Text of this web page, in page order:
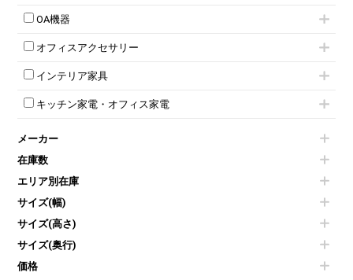
ラテラル書庫
ダイヤル錠ロッカー
ダイヤル錠ロッカー
ワードローブ・クローゼット
会議テーブルW1200～
会議テーブルW1800～
平行スタックテーブル
会議テーブルその他
ハイチェア
ミーティングチェアその他
応接・役員家具その他
ラウンジカウンター
受付カウンターその他
パーテーション
自立タイプパーテーション
パーテーションその他
脚付ホワイトボード
壁掛けホワイトボード
ホワイトボードその他
OA機器
電話機（ビジネスフォン）
シュレッダー
プロジェクター
スクリーン
その他OA機器
オフィスアクセサリー
チェア用台車
演台・講演台・演説台
防音パネル
個室ブース
コートハンガー・ポールハンガー
傘立て
食器棚・キッチンキャビネット
カタログスタンド
オフィスアクセサリーその他
インテリア家具
モールドチェア
ダイニングチェア
カウンターテーブル
センターテーブル・サイドテーブル
ベンチ・スツール
ソファ
シェルフ
ダストボックス（ゴミ箱）
インテリア家具その他
キッチン家電・オフィス家電
冷蔵庫・洗濯機
空気清浄機・加湿器
液晶テレビ・モニター類
エアコン
掃除機
季節家電
メーカー
在庫数
エリア別在庫
サイズ(幅)
サイズ(高さ)
サイズ(奥行)
価格